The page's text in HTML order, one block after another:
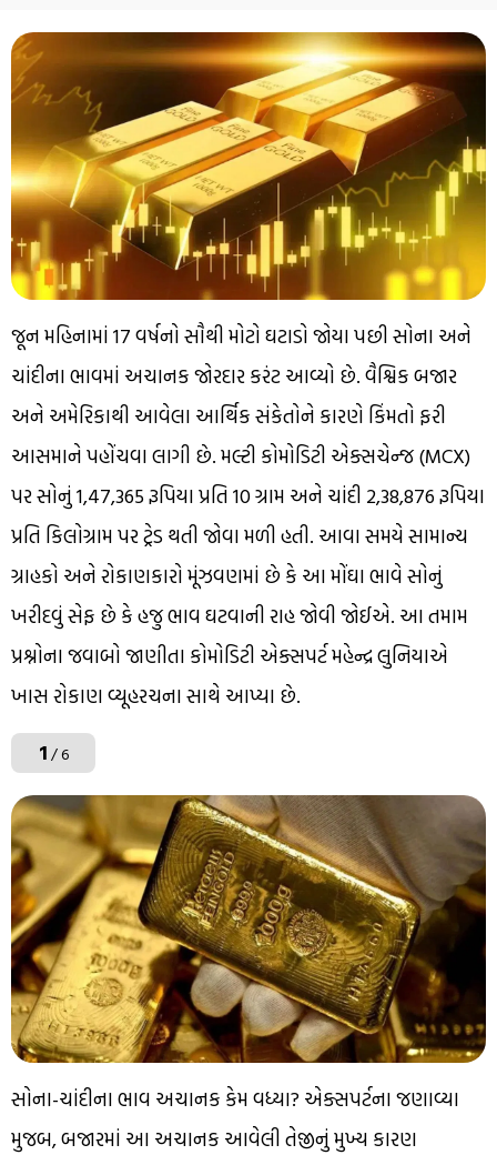
જૂન મહિનામાં 17 વર્ષનો સૌથી મોટો ઘટાડો જોયા પછી સોના અને
ચાંદીના ભાવમાં અચાનક જોરદાર કરંટ આવ્યો છે. વૈશ્વિક બજાર
અને અમેરિકાથી આવેલા આર્થિક સંકેતોને કારણે કિંમતો ફરી
આસમાને પહોંચવા લાગી છે. મલ્ટી કોમોડિટી એક્સચેન્જ (MCX)
પર સોનું 1,47,365 રૂપિયા પ્રતિ 10 ગ્રામ અને ચાંદી 2,38,876 રૂપિયા
પ્રતિ કિલોગ્રામ પર ટ્રેડ થતી જોવા મળી હતી. આવા સમયે સામાન્ય
ગ્રાહકો અને રોકાણકારો મૂંઝવણમાં છે કે આ મોંઘા ભાવે સોનું
ખરીદવું સેફ છે કે હજુ ભાવ ઘટવાની રાહ જોવી જોઈએ. આ તમામ
પ્રશ્નોના જવાબો જાણીતા કોમોડિટી એક્સપર્ટ મહેન્દ્ર લુનિયાએ
ખાસ રોકાણ વ્યૂહરચના સાથે આપ્યા છે.
1/ 6
સોના-ચાંદીના ભાવ અચાનક કેમ વધ્યા? એક્સપર્ટના જણાવ્યા
મુજબ, બજારમાં આ અચાનક આવેલી તેજીનું મુખ્ય કારણ